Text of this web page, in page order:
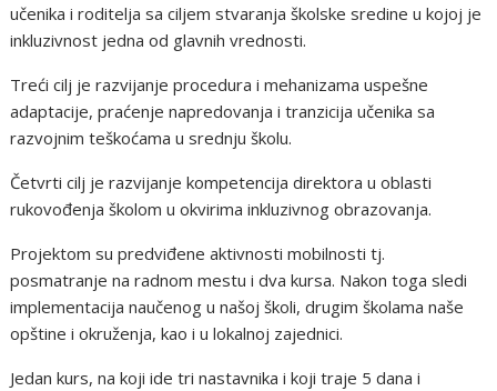
učenika i roditelja sa ciljem stvaranja školske sredine u kojoj je
inkluzivnost jedna od glavnih vrednosti.
Treći cilj je razvijanje procedura i mehanizama uspešne
adaptacije, praćenje napredovanja i tranzicija učenika sa
razvojnim teškoćama u srednju školu.
Četvrti cilj je razvijanje kompetencija direktora u oblasti
rukovođenja školom u okvirima inkluzivnog obrazovanja.
Projektom su predviđene aktivnosti mobilnosti tj.
posmatranje na radnom mestu i dva kursa. Nakon toga sledi
implementacija naučenog u našoj školi, drugim školama naše
opštine i okruženja, kao i u lokalnoj zajednici.
Jedan kurs, na koji ide tri nastavnika i koji traje 5 dana i